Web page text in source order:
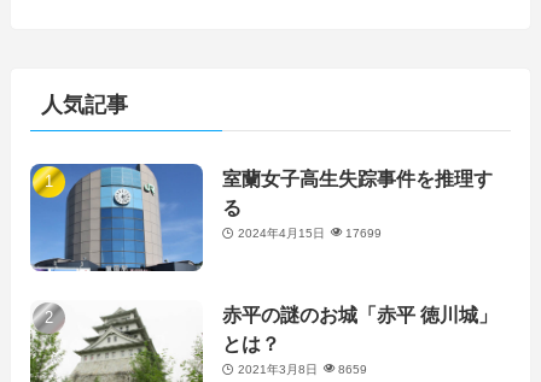
人気記事
室蘭女子高生失踪事件を推理す
る
2024年4月15日 17699
赤平の謎のお城「赤平 徳川城」
とは？
2021年3月8日 8659